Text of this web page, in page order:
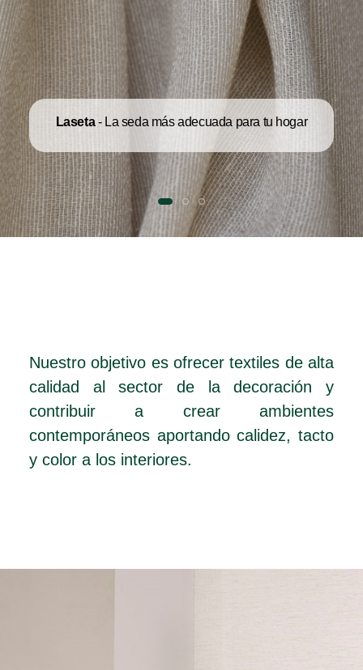
Laseta- La seda más adecuada para tu hogar
Nuestro objetivo es ofrecer textiles de alta
calidad al sector de la decoración y
contribuir a crear ambientes
contemporáneos aportando calidez, tacto
y color a los interiores.